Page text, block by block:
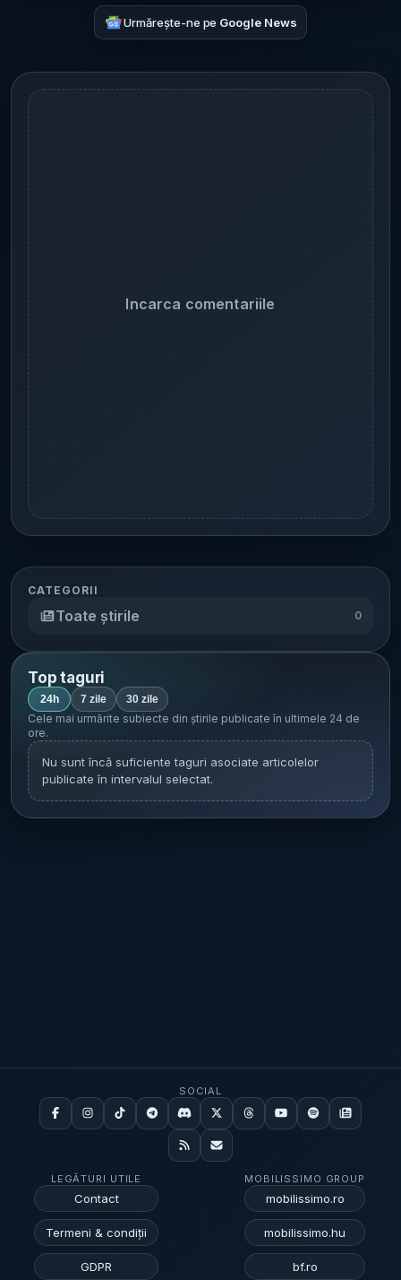
Urmărește-ne pe Google News
Incarca comentariile
CATEGORII
Toate știrile 0
Top taguri
24h 7 zile 30 zile
Cele mai urmărite subiecte din știrile publicate în ultimele 24 de
ore.
Nu sunt încă suficiente taguri asociate articolelor
publicate în intervalul selectat.
LEGĂTURI UTILE
Contact
Termeni & condiții
GDPR
SOCIAL
MOBILISSIMO GROUP
mobilissimo.ro
mobilissimo.hu
bf.ro